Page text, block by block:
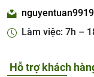
Làm việc: 7h –
Hỗ trợ khách